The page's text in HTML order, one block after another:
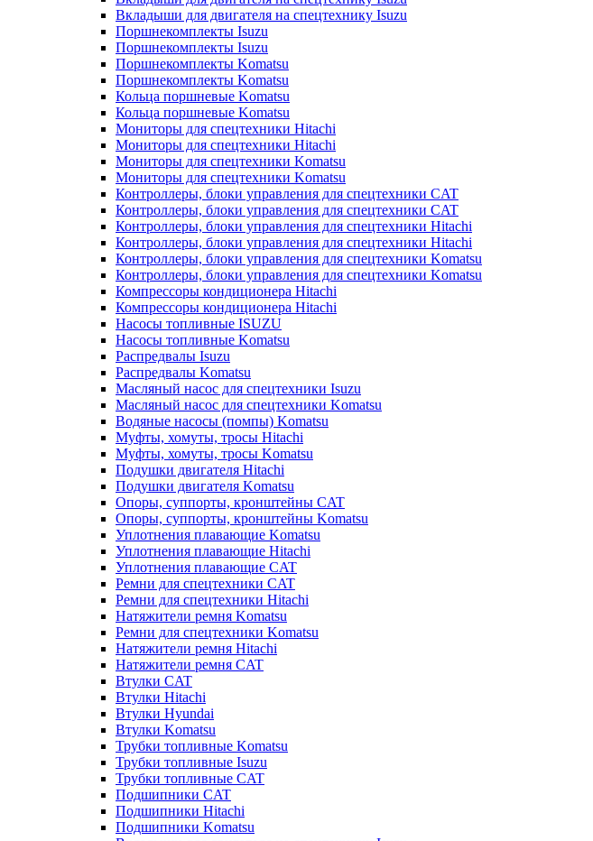
Вкладыши для двигателя на спецтехнику Isuzu
Поршнекомплекты Isuzu
Поршнекомплекты Isuzu
Поршнекомплекты Komatsu
Поршнекомплекты Komatsu
Кольца поршневые Komatsu
Кольца поршневые Komatsu
Мониторы для спецтехники Hitachi
Мониторы для спецтехники Hitachi
Мониторы для спецтехники Komatsu
Мониторы для спецтехники Komatsu
Контроллеры, блоки управления для спецтехники CAT
Контроллеры, блоки управления для спецтехники CAT
Контроллеры, блоки управления для спецтехники Hitachi
Контроллеры, блоки управления для спецтехники Hitachi
Контроллеры, блоки управления для спецтехники Komatsu
Контроллеры, блоки управления для спецтехники Komatsu
Компрессоры кондиционера Hitachi
Компрессоры кондиционера Hitachi
Насосы топливные ISUZU
Насосы топливные Komatsu
Распредвалы Isuzu
Распредвалы Komatsu
Масляный насос для спецтехники Isuzu
Масляный насос для спецтехники Komatsu
Водяные насосы (помпы) Komatsu
Муфты, хомуты, тросы Hitachi
Муфты, хомуты, тросы Komatsu
Подушки двигателя Hitachi
Подушки двигателя Komatsu
Опоры, суппорты, кронштейны CAT
Опоры, суппорты, кронштейны Komatsu
Уплотнения плавающие Komatsu
Уплотнения плавающие Hitachi
Уплотнения плавающие CAT
Ремни для спецтехники CAT
Ремни для спецтехники Hitachi
Натяжители ремня Komatsu
Ремни для спецтехники Komatsu
Натяжители ремня Hitachi
Натяжители ремня CAT
Втулки CAT
Втулки Hitachi
Втулки Hyundai
Втулки Komatsu
Трубки топливные Komatsu
Трубки топливные Isuzu
Трубки топливные CAT
Подшипники CAT
Подшипники Hitachi
Подшипники Komatsu